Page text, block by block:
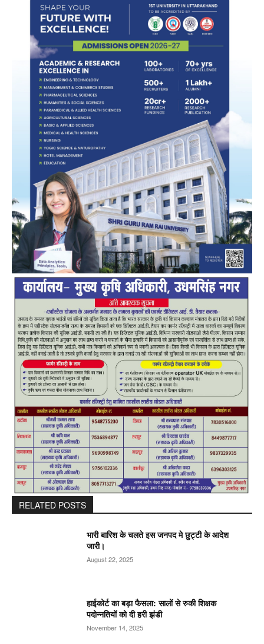
RELATED POSTS
भारी बारिश के चलते इस जनपद मे छुट्टी के आदेश
जारी।
August 22, 2025
हाईकोर्ट का बड़ा फैसला: सालों से रुकी शिक्षक
पदोन्नतियों को दी हरी झंडी
November 14, 2025